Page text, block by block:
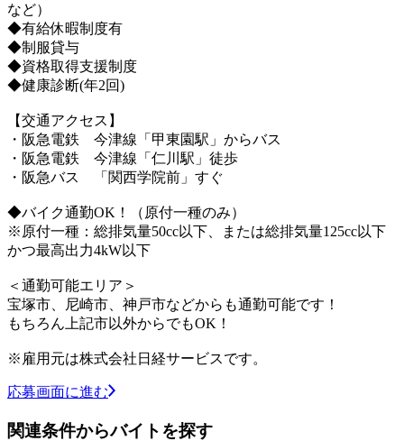
など）
◆有給休暇制度有
◆制服貸与
◆資格取得支援制度
◆健康診断(年2回)
【交通アクセス】
・阪急電鉄 今津線「甲東園駅」からバス
・阪急電鉄 今津線「仁川駅」徒歩
・阪急バス 「関西学院前」すぐ
◆バイク通勤OK！（原付一種のみ）
※原付一種：総排気量50cc以下、または総排気量125cc以下
かつ最高出力4kW以下
＜通勤可能エリア＞
宝塚市、尼崎市、神戸市などからも通勤可能です！
もちろん上記市以外からでもOK！
※雇用元は株式会社日経サービスです。
応募画面に進む
関連条件からバイトを探す